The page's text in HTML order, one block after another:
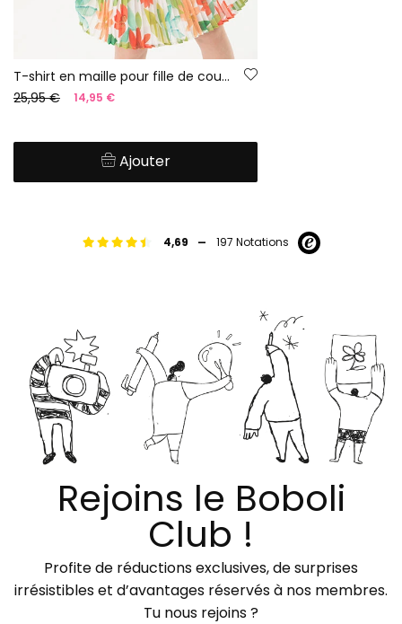
T-shirt en maille pour fille de couleur orange.
25,95 €
14,95 €
Ajouter
4,69 - 197 Notations
Rejoins le Boboli
Club !
Profite de réductions exclusives, de surprises
irrésistibles et d’avantages réservés à nos membres.
Tu nous rejoins ?